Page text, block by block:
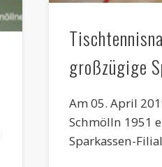
großzügige
Am 05. April
Schmölln 1951
Sparkassen-